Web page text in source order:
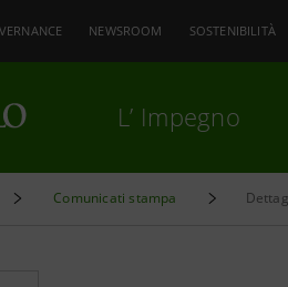
NEWSROOM SOSTENIBILITÀ
L’ Impegno
Comunicati stampa